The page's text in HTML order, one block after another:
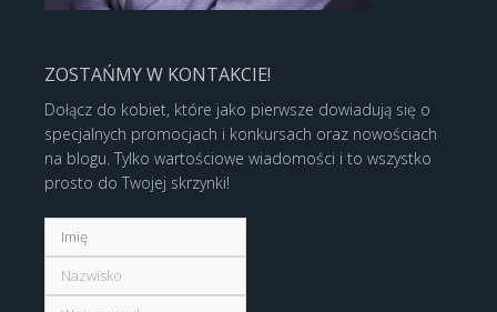
ZOSTAŃMY W KONTAKCIE!
Dołącz do kobiet, które jako pierwsze dowiadują się o
specjalnych promocjach i konkursach oraz nowościach
na blogu. Tylko wartościowe wiadomości i to wszystko
prosto do Twojej skrzynki!